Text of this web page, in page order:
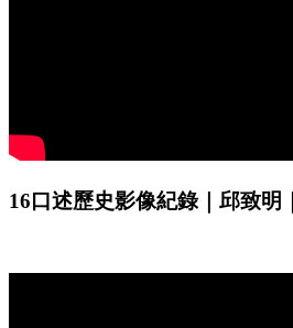
16口述歷史影像紀錄｜邱致明｜